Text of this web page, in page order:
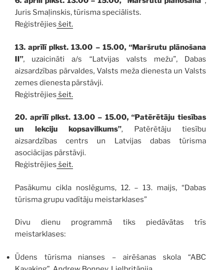
Juris Smaļinskis, tūrisma speciālists.
Reģistrējies šeit.
13. aprīlī plkst. 13.00 – 15.00, “Maršrutu plānošana
II”, uzaicināti a/s “Latvijas valsts mežu”, Dabas
aizsardzības pārvaldes, Valsts meža dienesta un Valsts
zemes dienesta pārstāvji.
Reģistrējies šeit.
20. aprīlī plkst. 13.00 – 15.00, “Patērētāju tiesības
un lekciju kopsavilkums”, Patērētāju tiesību
aizsardzības centrs un Latvijas dabas tūrisma
asociācijas pārstāvji.
Reģistrējies šeit.
Pasākumu cikla noslēgums, 12. – 13. maijs, “Dabas
tūrisma grupu vadītāju meistarklases”
Divu dienu programmā tiks piedāvātas trīs
meistarklases:
Ūdens tūrisma nianses – airēšanas skola “ABC